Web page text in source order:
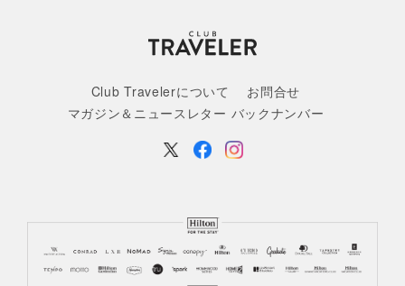
Club Travelerについて
お問合せ
マガジン＆ニュースレター バックナンバー